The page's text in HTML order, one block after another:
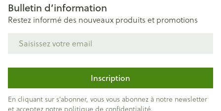
Bulletin d’information
Restez informé des nouveaux produits et promotions
Inscription
En cliquant sur s'abonner, vous vous abonnez à notre newsletter
et acceptez notre politique de confidentialité.